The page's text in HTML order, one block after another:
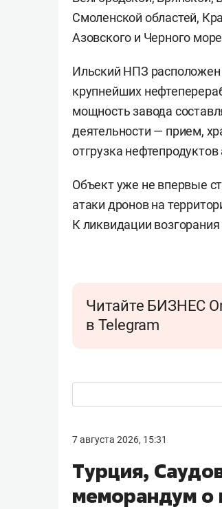
Смоленской областей,
Азовского и Черного
Ильский НПЗ расположен
крупнейших
мощность завода
деятельности — прием,
отгрузка
Объект уже не впервые
атаки дронов на
К ликвидации
Читайте БИЗНЕС
в Telegram
7 августа 2026, 15:31
Турция,
меморандум о